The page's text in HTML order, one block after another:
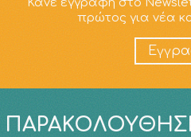
Κάνε εγγραφή στο
πρώτος για νέα